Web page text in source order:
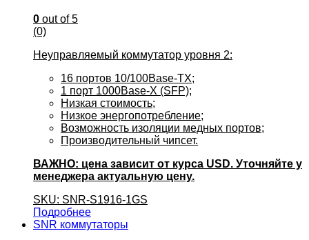
0 out of 5
(0)
Неуправляемый коммутатор уровня 2:
16 портов 10/100Base-TX;
1 порт 1000Base-X (SFP);
Низкая стоимость;
Низкое энергопотребление;
Возможность изоляции медных портов;
Производительный чипсет.
ВАЖНО: цена зависит от курса USD. Уточняйте у
менеджера актуальную цену.
SKU: SNR-S1916-1GS
Подробнее
SNR коммутаторы